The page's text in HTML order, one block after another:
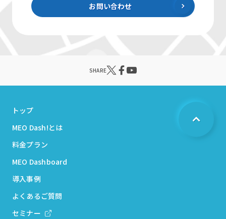
お問い合わせ
SHARE
トップ
MEO Dash!とは
料金プラン
MEO Dashboard
導入事例
よくあるご質問
セミナー